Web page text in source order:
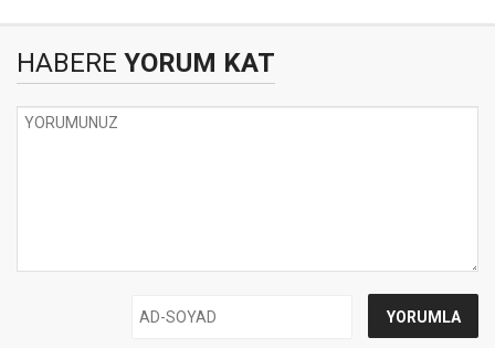
HABERE YORUM KAT